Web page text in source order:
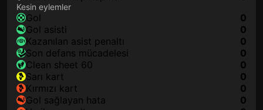
Kesin eylemler
gol
0
gol asisti
0
kazanılan asist penaltı
0
son defans mücadelesi
0
clean sheet 60
0
sarı kart
0
kırmızı kart
0
gol sağlayan hata
0